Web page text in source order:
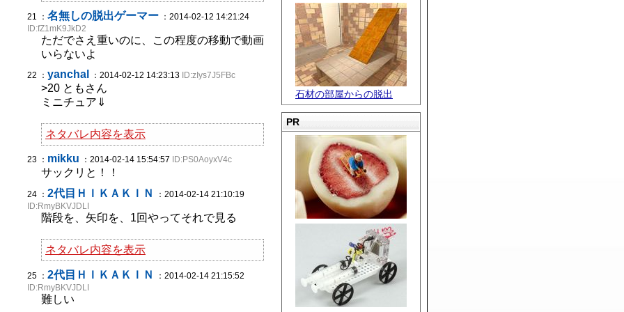
石材の部屋からの脱出
PR
21 ： 名無しの脱出ゲーマー ：2014-02-12 14:21:24
ID:fZ1mK9JkD2
ただでさえ重いのに、この程度の移動で動画
いらないよ
22 ： yanchal ：2014-02-12 14:23:13 ID:zIys7J5FBc
>20 ともさん
ミニチュア⇓
ネタバレ内容を表示
23 ： mikku ：2014-02-14 15:54:57 ID:PS0AoyxV4c
サックリと！！
24 ： 2代目ＨＩＫＡＫＩＮ
：2014-02-14 21:10:19
ID:RmyBKVJDLI
階段を、矢印を、1回やってそれで見る
ネタバレ内容を表示
25 ： 2代目ＨＩＫＡＫＩＮ
：2014-02-14 21:15:52
ID:RmyBKVJDLI
難しい